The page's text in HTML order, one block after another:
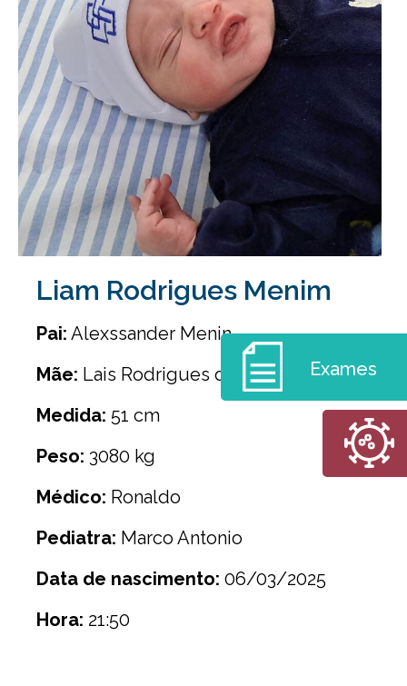
Liam Rodrigues Menim
Pai: Alexssander Menin
Mãe: Lais Rodrigues de Souza
Medida: 51 cm
Peso: 3080 kg
Médico: Ronaldo
Pediatra: Marco Antonio
Data de nascimento: 06/03/2025
Hora: 21:50
Exames